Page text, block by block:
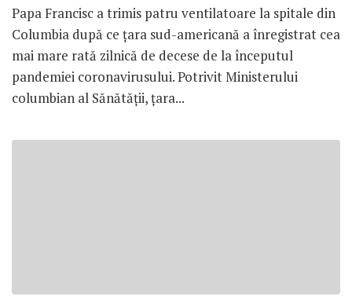
Papa Francisc a trimis patru ventilatoare la spitale din
Columbia după ce țara sud-americană a înregistrat cea
mai mare rată zilnică de decese de la începutul
pandemiei coronavirusului. Potrivit Ministerului
columbian al Sănătății, țara...